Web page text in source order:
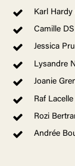
Karl
Camille
Jessica
Lysandre
Joanie
Raf Lacelle
Rozi
Andrée